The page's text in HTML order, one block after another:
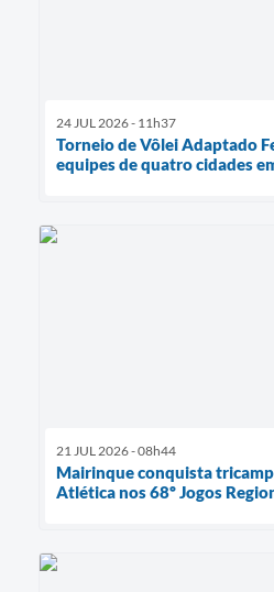
24 JUL 2026 - 11h37
Torneio de Vôlei Adaptado
equipes de quatro cidades
21 JUL 2026 - 08h44
Mairinque conquista
Atlética nos 68º Jogos